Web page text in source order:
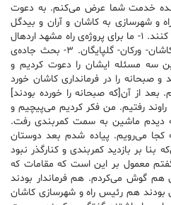
خدمت شما عرض می‌کنم. به دعوت
و شهرسازی به کاشان و آران و بیدگل
دعوت شدند که از سه پروژه بازدید کنند. ۱- ما برای پروژه‌ی راه مشهد اردهال
احتیاج به بودجه داشتیم. ۲- راه کاشان- ورکان- گلپایگان. ۳- بحث جاده‌ی
سه مسئله ایشان را دعوت کردیم و
و صبحانه را در فرمانداری کاشان خورد
بعد از آن[که صبحانه را خورده بودند]
رفتیم. من فکر کردیم می‌پیچیم و
دیدم ماشین به سمت کمربندی رفت.
کجا می‌رویم. پیاده شدم بعد دوستان
بر بازدید کمربندی و کنارگذر نبود
معمول بر این است که مقامات که
هم گوش می‌کردم. هم فرماندار بودند
بودند هم رئیس راه و شهرسازی کاشان